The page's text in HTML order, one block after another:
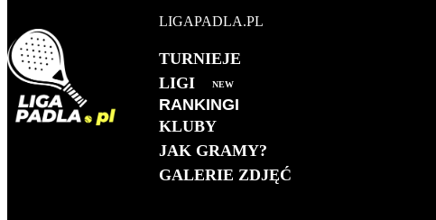
LIGAPADLA.PL
TURNIEJE
LIGI
NEW
RANKINGI
MĘŻCZYZN 2026
KOBIET 2026
KLUBY
JAK GRAMY?
GALERIE ZDJĘĆ